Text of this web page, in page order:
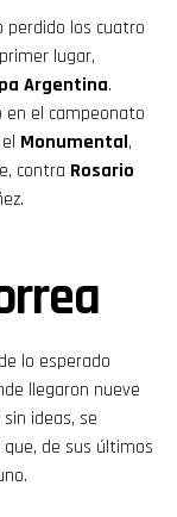
los cuatro
lugar,
Argentina.
en el campeonato
Monumental,
contra Rosario
lo esperado
llegaron nueve
ideas, se
de sus últimos